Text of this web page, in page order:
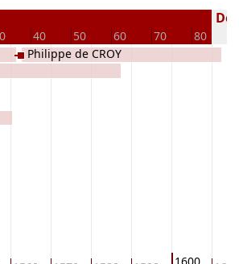
40 50 60 70 80
Philippe de CROY